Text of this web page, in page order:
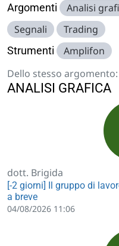
Argomenti Analisi
Segnali
Trading
Strumenti
Amplifon
Dello stesso argomento:
ANALISI GRAFICA
dott. Brigida
[-2 giorni] Il gruppo di
a breve
04/08/2026 11:06